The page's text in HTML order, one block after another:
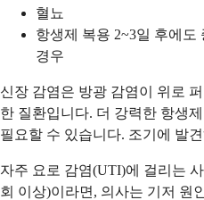
혈뇨
항생제 복용 2~3일 후에
경우
신장 감염은 방광 감염이 위로
한 질환입니다. 더 강력한 항생
필요할 수 있습니다. 조기에 발
자주 요로 감염(UTI)에 걸리는
회 이상)이라면, 의사는 기저 원